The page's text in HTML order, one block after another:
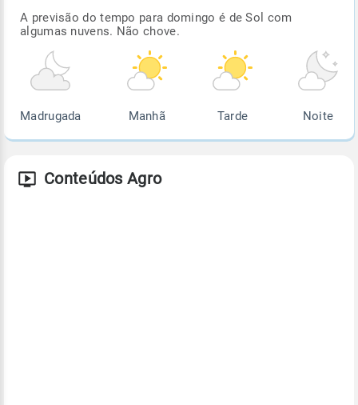
A previsão do tempo para domingo é de Sol com
algumas nuvens. Não chove.
Madrugada Manhã Tarde Noite
Conteúdos Agro